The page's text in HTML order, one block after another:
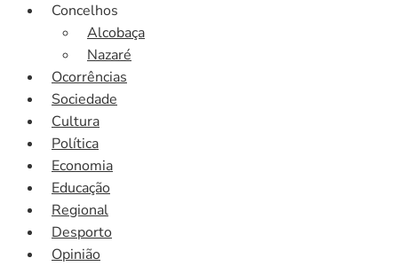
Concelhos
Alcobaça
Nazaré
Ocorrências
Sociedade
Cultura
Política
Economia
Educação
Regional
Desporto
Opinião